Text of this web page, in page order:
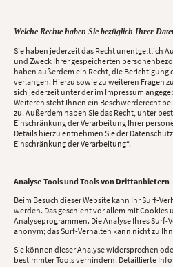
Welche Rechte haben Sie bezüglich Ihrer
Sie haben jederzeit das Recht unentgeltlich
und Zweck Ihrer gespeicherten
haben außerdem ein Recht, die Berichtigung
verlangen. Hierzu sowie zu weiteren Fragen
sich jederzeit unter der im Impressum
Weiteren steht Ihnen ein Beschwerderecht
zu. Außerdem haben Sie das Recht, unter
Einschränkung der Verarbeitung Ihrer
Details hierzu entnehmen Sie der
Einschränkung der Verarbeitung“.
Analyse-Tools und Tools von Drittanbietern
Beim Besuch dieser Website kann Ihr Surf-
werden. Das geschieht vor allem mit Cookies
Analyseprogrammen. Die Analyse Ihres Surf-
anonym; das Surf-Verhalten kann nicht zu
Sie können dieser Analyse widersprechen
bestimmter Tools verhindern. Detaillierte